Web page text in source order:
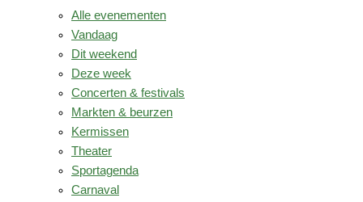
Alle evenementen
Vandaag
Dit weekend
Deze week
Concerten & festivals
Markten & beurzen
Kermissen
Theater
Sportagenda
Carnaval